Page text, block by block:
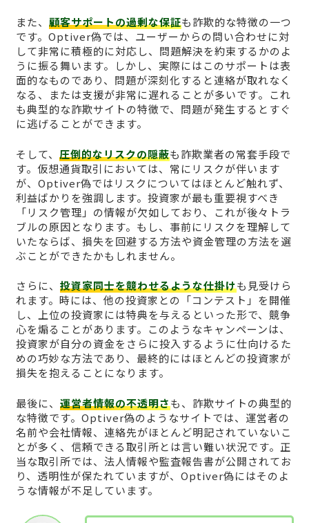
また、 顧客サポートの過剰な保証も詐欺的な特徴の一つ
です。Optiver偽では、ユーザーからの問い合わせに対
して非常に積極的に対応し、問題解決を約束するかのよ
うに振る舞います。しかし、実際にはこのサポートは表
面的なものであり、問題が深刻化すると連絡が取れなく
なる、または支援が非常に遅れることが多いです。これ
も典型的な詐欺サイトの特徴で、問題が発生するとすぐ
に逃げることができます。
そして、 圧倒的なリスクの隠蔽も詐欺業者の常套手段で
す。仮想通貨取引においては、常にリスクが伴います
が、Optiver偽ではリスクについてはほとんど触れず、
利益ばかりを強調します。投資家が最も重要視すべき
「リスク管理」の情報が欠如しており、これが後々トラ
ブルの原因となります。もし、事前にリスクを理解して
いたならば、損失を回避する方法や資金管理の方法を選
ぶことができたかもしれません。
さらに、 投資家同士を競わせるような仕掛けも見受けら
れます。時には、他の投資家との「コンテスト」を開催
し、上位の投資家には特典を与えるといった形で、競争
心を煽ることがあります。このようなキャンペーンは、
投資家が自分の資金をさらに投入するように仕向けるた
めの巧妙な方法であり、最終的にはほとんどの投資家が
損失を抱えることになります。
最後に、 運営者情報の不透明さも、詐欺サイトの典型的
な特徴です。Optiver偽のようなサイトでは、運営者の
名前や会社情報、連絡先がほとんど明記されていないこ
とが多く、信頼できる取引所とは言い難い状況です。正
当な取引所では、法人情報や監査報告書が公開されてお
り、透明性が保たれていますが、Optiver偽にはそのよ
うな情報が不足しています。